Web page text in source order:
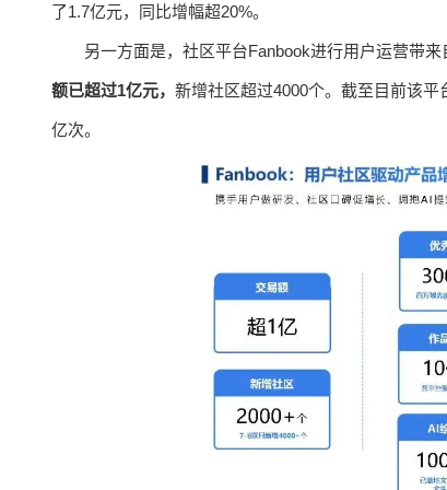
了1.7亿元，同比增幅超20%。
另一方面是，社区平台Fanbook进行用户运营带
额已超过1亿元， 新增社区超过4000个。截至目前该
亿次。